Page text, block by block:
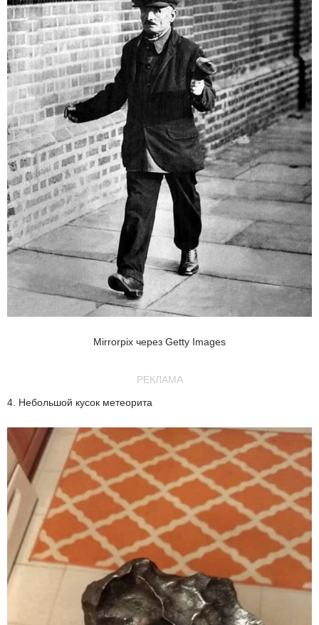
Mirrorpix через Getty Images
РЕКЛАМА
4. Небольшой кусок метеорита